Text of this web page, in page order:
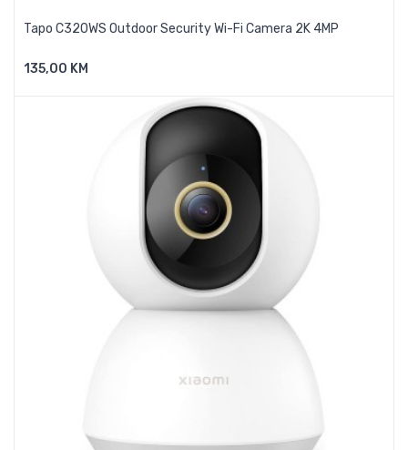
Tapo C320WS Outdoor Security Wi-Fi Camera 2K 4MP
135,00 KM
Dodaj U Košaricu